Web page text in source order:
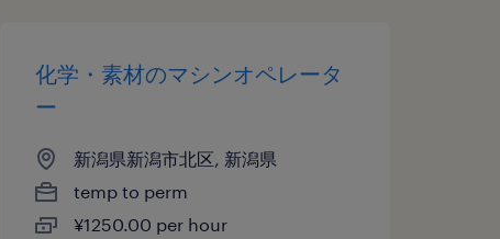
化学・素材のマシンオペレータ
ー
新潟県新潟市北区, 新潟県
temp to perm
¥1250.00 per hour